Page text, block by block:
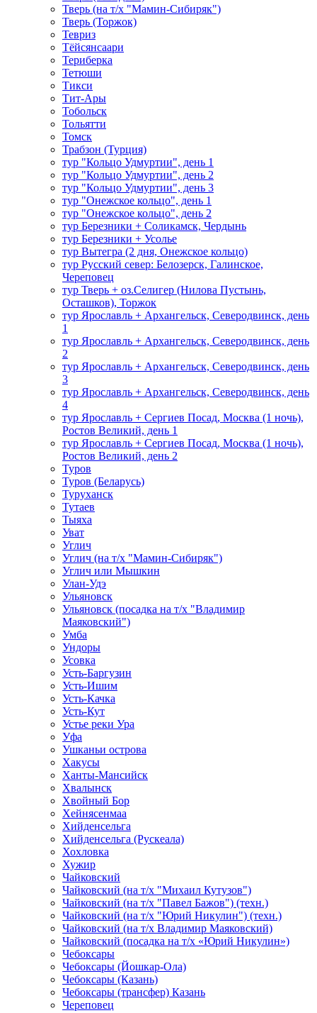
Тверь (на т/х "Мамин-Сибиряк")
Тверь (Торжок)
Тевриз
Тёйсянсаари
Териберка
Тетюши
Тикси
Тит-Ары
Тобольск
Тольятти
Томск
Трабзон (Турция)
тур "Кольцо Удмуртии", день 1
тур "Кольцо Удмуртии", день 2
тур "Кольцо Удмуртии", день 3
тур "Онежское кольцо", день 1
тур "Онежское кольцо", день 2
тур Березники + Соликамск, Чердынь
тур Березники + Усолье
тур Вытегра (2 дня, Онежское кольцо)
тур Русский север: Белозерск, Галинское,
Череповец
тур Тверь + оз.Селигер (Нилова Пустынь,
Осташков), Торжок
тур Ярославль + Архангельск, Северодвинск, день
1
тур Ярославль + Архангельск, Северодвинск, день
2
тур Ярославль + Архангельск, Северодвинск, день
3
тур Ярославль + Архангельск, Северодвинск, день
4
тур Ярославль + Сергиев Посад, Москва (1 ночь),
Ростов Великий, день 1
тур Ярославль + Сергиев Посад, Москва (1 ночь),
Ростов Великий, день 2
Туров
Туров (Беларусь)
Туруханск
Тутаев
Тыяха
Уват
Углич
Углич (на т/х "Мамин-Сибиряк")
Углич или Мышкин
Улан-Удэ
Ульяновск
Ульяновск (посадка на т/х "Владимир
Маяковский")
Умба
Ундоры
Усовка
Усть-Баргузин
Усть-Ишим
Усть-Качка
Усть-Кут
Устье реки Ура
Уфа
Ушканьи острова
Хакусы
Ханты-Мансийск
Хвалынск
Хвойный Бор
Хейнясенмаа
Хийденсельга
Хийденсельга (Рускеала)
Хохловка
Хужир
Чайковский
Чайковский (на т/х "Михаил Кутузов")
Чайковский (на т/х "Павел Бажов") (техн.)
Чайковский (на т/х "Юрий Никулин") (техн.)
Чайковский (на т/х Владимир Маяковский)
Чайковский (посадка на т/х «Юрий Никулин»)
Чебоксары
Чебоксары (Йошкар-Ола)
Чебоксары (Казань)
Чебоксары (трансфер) Казань
Череповец